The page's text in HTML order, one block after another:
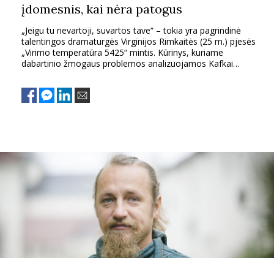
HOROSKOPAI
ASTROLOGIJA
POLITIKA
LAISVALAIKIS
KINAS
įdomesnis, kai nėra patogus
„Jeigu tu nevartoji, suvartos tave“ – tokia yra pagrindinė
talentingos dramaturgės Virginijos Rimkaitės (25 m.) pjesės
„Virimo temperatūra 5425“ mintis. Kūrinys, kuriame
dabartinio žmogaus problemos analizuojamos Kafkai
„Versmė“ pripažintas geriausiu.